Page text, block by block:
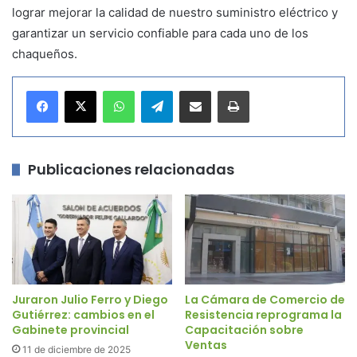
lograr mejorar la calidad de nuestro suministro eléctrico y
garantizar un servicio confiable para cada uno de los
chaqueños.
Telegram
Publicaciones relacionadas
Juraron Julio Ferro y Diego
Gutiérrez: cambios en el
Gabinete provincial
11 de diciembre de 2025
La Cámara de Comercio de
Resistencia reprograma la
Capacitación sobre
Ventas